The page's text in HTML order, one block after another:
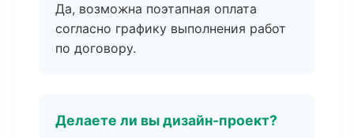
Да, возможна поэтапная оплата
согласно графику выполнения работ
по договору.
Делаете ли вы дизайн-проект?